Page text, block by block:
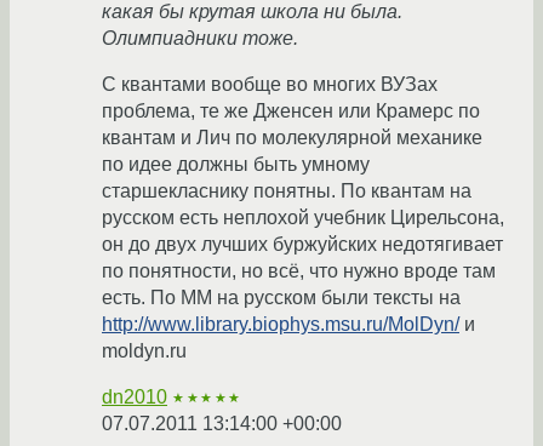
какая бы крутая школа ни была.
Олимпиадники тоже.
С квантами вообще во многих ВУЗах
проблема, те же Дженсен или Крамерс по
квантам и Лич по молекулярной механике
по идее должны быть умному
старшекласнику понятны. По квантам на
русском есть неплохой учебник Цирельсона,
он до двух лучших буржуйских недотягивает
по понятности, но всё, что нужно вроде там
есть. По MM на русском были тексты на
http://www.library.biophys.msu.ru/MolDyn/и
moldyn.ru
dn2010 ★★★★★
07.07.2011 13:14:00 +00:00